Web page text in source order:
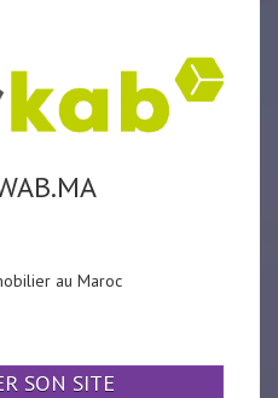
au Maroc
SON SITE